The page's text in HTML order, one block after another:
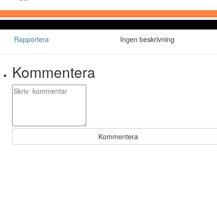
Rapportera Ingen beskrivning
Kommentera
Kommentera